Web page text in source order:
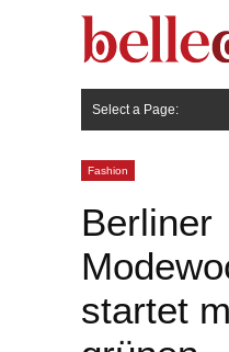
Select a Page:
Fashion
Berliner
startet